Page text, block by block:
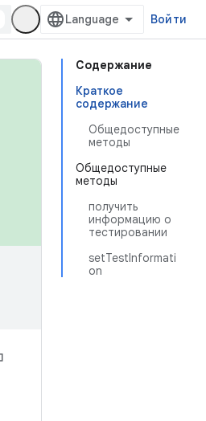
Войти
Содержание
Краткое
содержание
Общедоступные
методы
Общедоступные
методы
получить
информацию о
тестировании
setTestInformati
on